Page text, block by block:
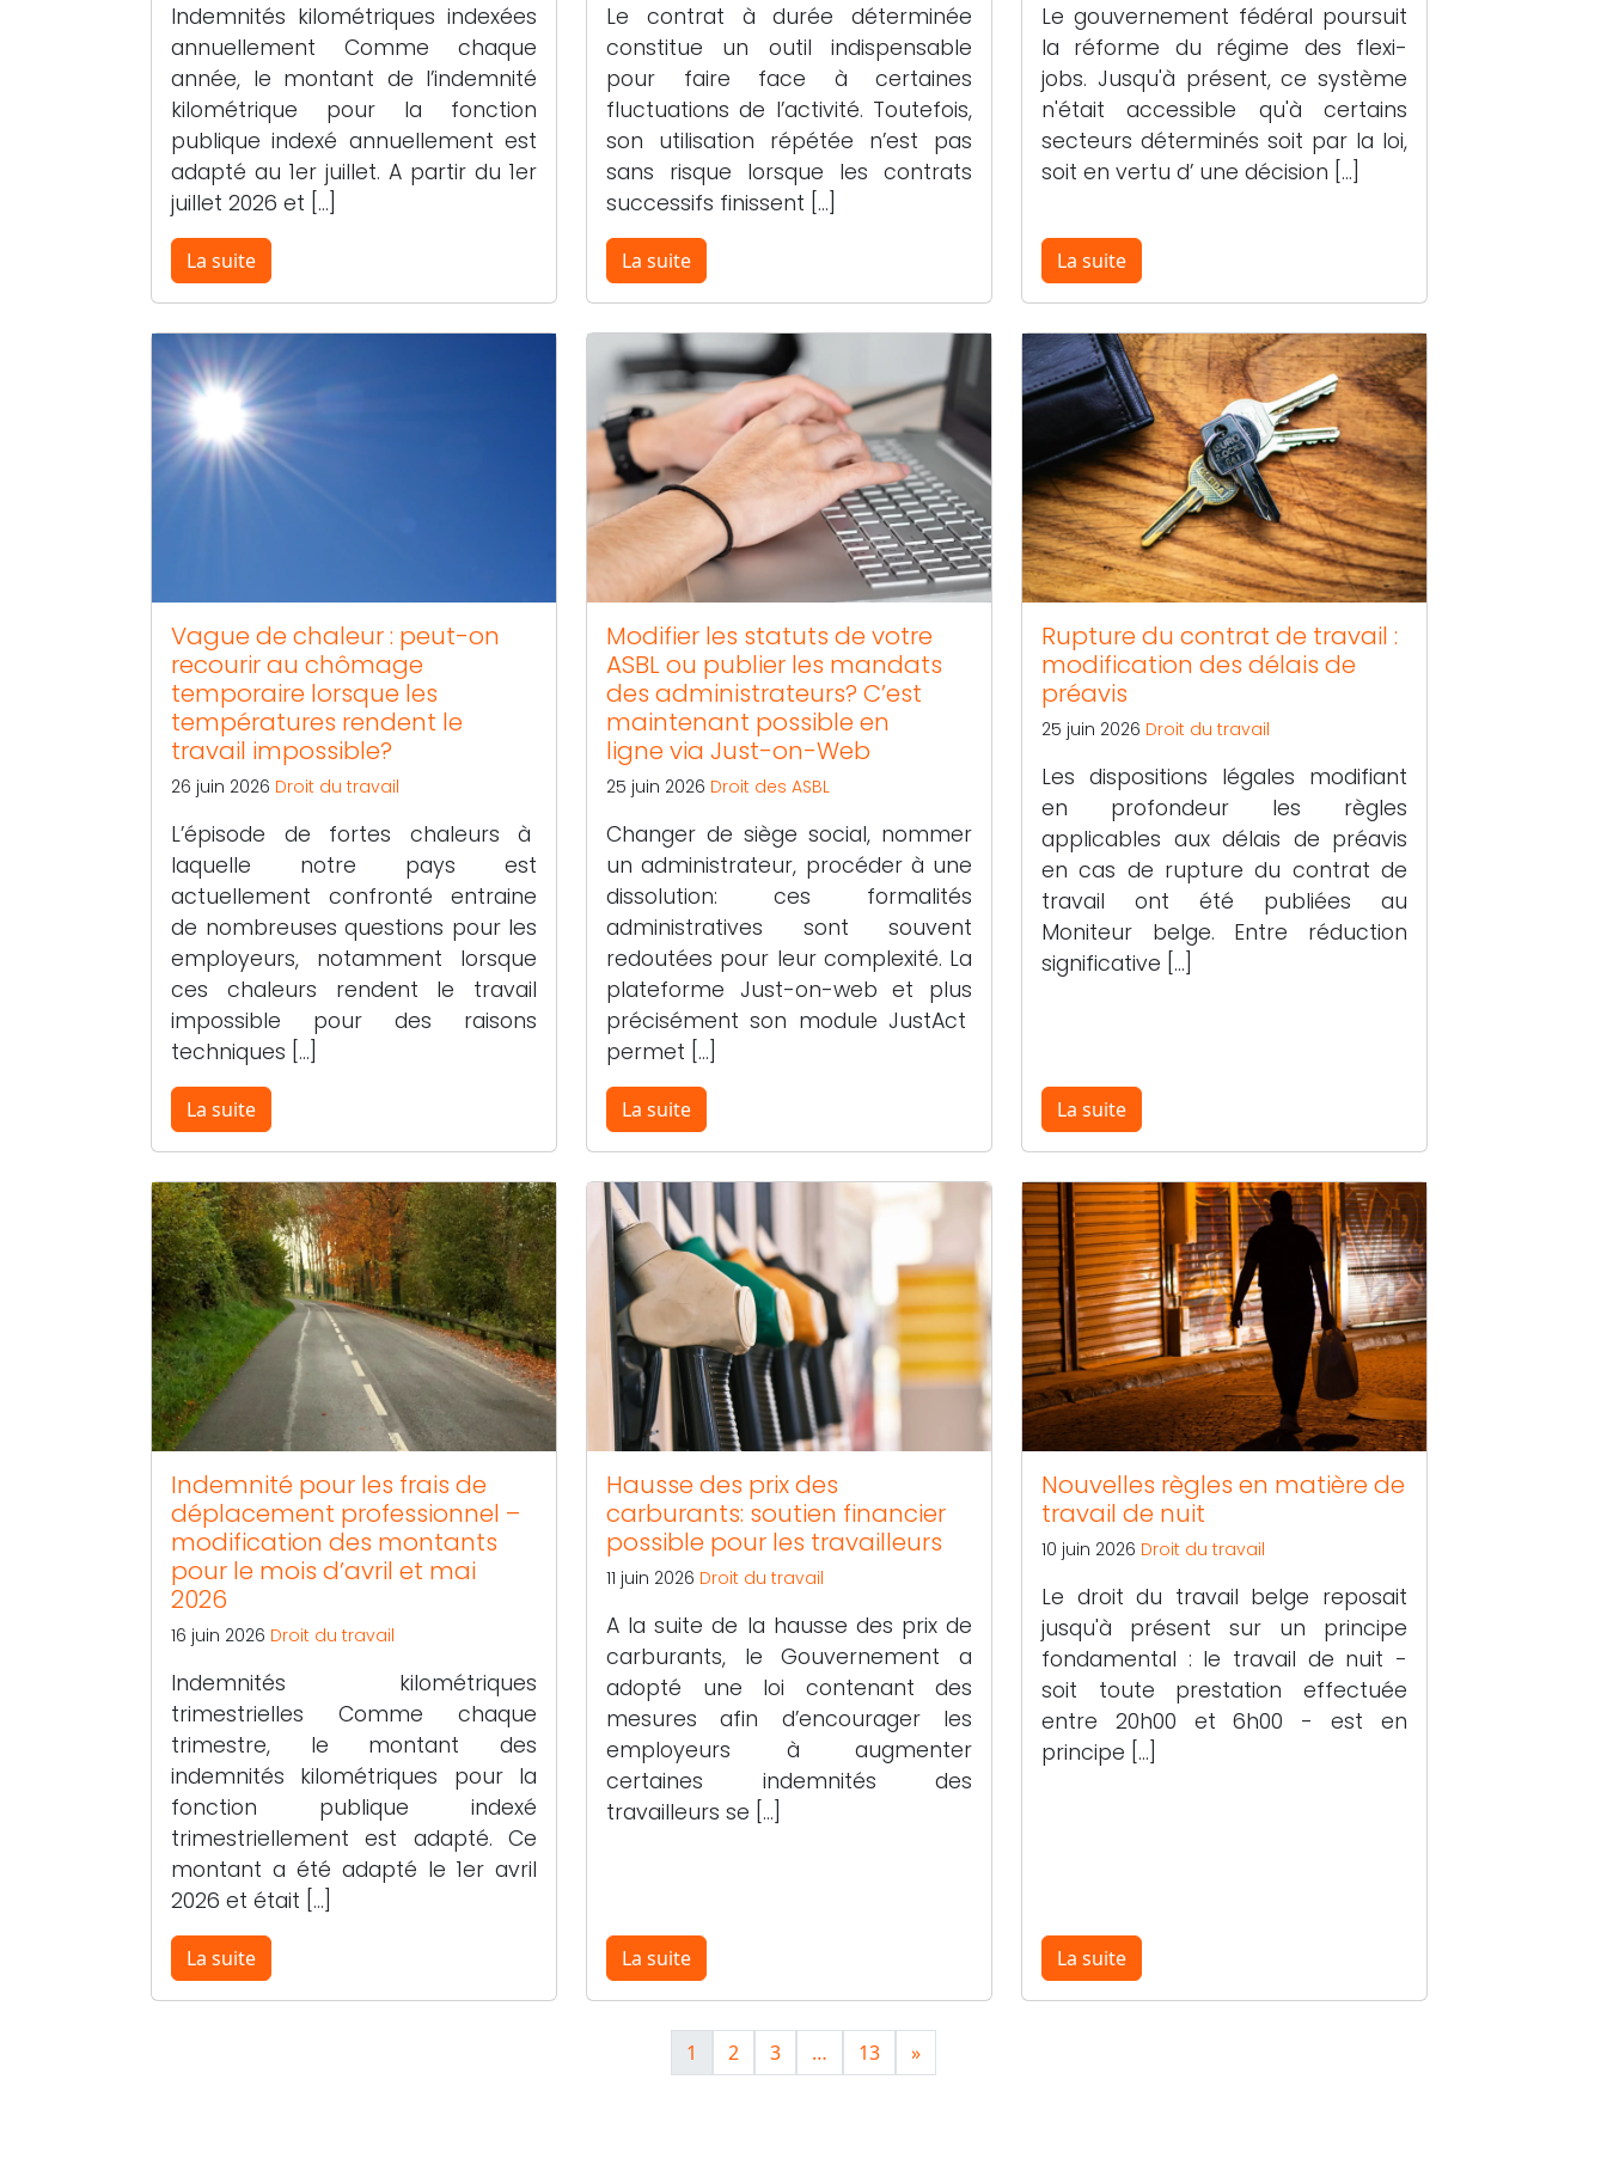
Indemnités kilométriques indexées
annuellement Comme chaque
année, le montant de l’indemnité
kilométrique pour la fonction
publique indexé annuellement est
adapté au 1er juillet. A partir du 1er
juillet 2026 et […]
La suite
Le contrat à durée déterminée
constitue un outil indispensable
pour faire face à certaines
fluctuations de l’activité. Toutefois,
son utilisation répétée n’est pas
sans risque lorsque les contrats
successifs finissent […]
La suite
Le gouvernement fédéral poursuit
la réforme du régime des flexi-
jobs. Jusqu'à présent, ce système
n'était accessible qu'à certains
secteurs déterminés soit par la loi,
soit en vertu d’ une décision […]
La suite
Vague de chaleur : peut-on
recourir au chômage
temporaire lorsque les
températures rendent le
travail impossible?
26 juin 2026 Droit du travail
L’épisode de fortes chaleurs à
laquelle notre pays est
actuellement confronté entraine
de nombreuses questions pour les
employeurs, notamment lorsque
ces chaleurs rendent le travail
impossible pour des raisons
techniques […]
La suite
Modifier les statuts de votre
ASBL ou publier les mandats
des administrateurs? C’est
maintenant possible en
ligne via Just-on-Web
25 juin 2026 Droit des ASBL
Changer de siège social, nommer
un administrateur, procéder à une
dissolution: ces formalités
administratives sont souvent
redoutées pour leur complexité. La
plateforme Just-on-web et plus
précisément son module JustAct
permet […]
La suite
Rupture du contrat de travail :
modification des délais de
préavis
25 juin 2026 Droit du travail
Les dispositions légales modifiant
en profondeur les règles
applicables aux délais de préavis
en cas de rupture du contrat de
travail ont été publiées au
Moniteur belge. Entre réduction
significative […]
La suite
Indemnité pour les frais de
déplacement professionnel –
modification des montants
pour le mois d’avril et mai
2026
16 juin 2026 Droit du travail
Indemnités kilométriques
trimestrielles Comme chaque
trimestre, le montant des
indemnités kilométriques pour la
fonction publique indexé
trimestriellement est adapté. Ce
montant a été adapté le 1er avril
2026 et était […]
La suite
Hausse des prix des
carburants: soutien financier
possible pour les travailleurs
11 juin 2026 Droit du travail
A la suite de la hausse des prix de
carburants, le Gouvernement a
adopté une loi contenant des
mesures afin d’encourager les
employeurs à augmenter
certaines indemnités des
travailleurs se […]
La suite
Nouvelles règles en matière de
travail de nuit
10 juin 2026 Droit du travail
Le droit du travail belge reposait
jusqu'à présent sur un principe
fondamental : le travail de nuit -
soit toute prestation effectuée
entre 20h00 et 6h00 - est en
principe […]
La suite
1 2 3 … 13 »